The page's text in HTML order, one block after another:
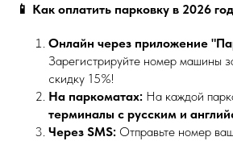
📱 Как оплатить парковку в 2026
Онлайн через приложение
Зарегистрируйте номер машины
скидку 15%!
На паркоматах: На каждой
терминалы с русским и
Через SMS: Отправьте номер